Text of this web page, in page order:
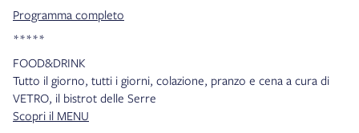
Programma completo
*****
FOOD&DRINK
Tutto il giorno, tutti i giorni, colazione, pranzo e cena a cura di
VETRO, il bistrot delle Serre
Scopri il MENU